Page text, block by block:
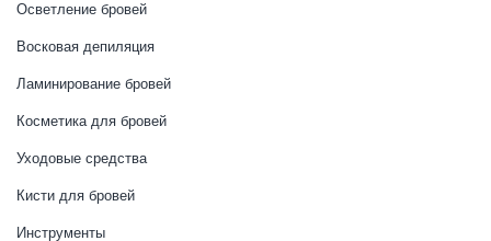
Осветление бровей
Восковая депиляция
Ламинирование бровей
Косметика для бровей
Уходовые средства
Кисти для бровей
Инструменты